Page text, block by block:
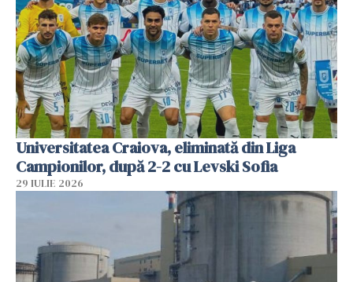
Universitatea Craiova, eliminată din Liga
Campionilor, după 2-2 cu Levski Sofia
29 IULIE 2026